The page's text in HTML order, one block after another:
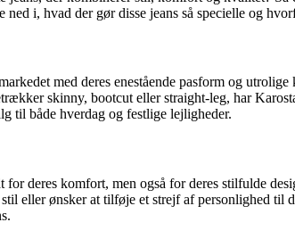
ned i, hvad der gør disse jeans så specielle og
med deres enestående pasform og
skinny, bootcut eller straight-leg, har
til både hverdag og festlige lejligheder.
for deres komfort, men også for deres stilfulde
eller ønsker at tilføje et strejf af personlighed til